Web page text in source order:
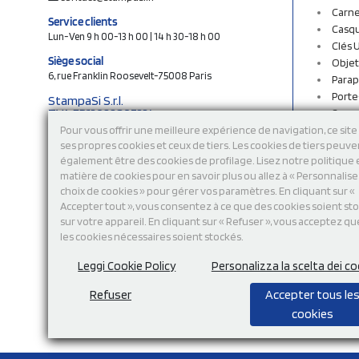
Pour vous offrir une meilleure expérience de navigation, ce
ses propres cookies et ceux de tiers. Les cookies de tiers
également être des cookies de profilage. Lisez notre politique
matière de cookies pour en savoir plus ou allez à «
choix de cookies » pour gérer vos paramètres. En cliquant sur «
Accepter tout », vous consentez à ce que des cookies soient
sur votre appareil. En cliquant sur « Refuser », vous acceptez
les cookies nécessaires soient stockés.
Leggi Cookie Policy Personalizza la scelta dei
Refuser
Accepter tous les
cookies
Service clients
Lun-Ven 9 h 00-13 h 00 | 14 h 30-18 h 00
Siège social
6, rue Franklin Roosevelt-75008 Paris
StampaSi S.r.l.
TVA FR13922807334
N° Rea MI-2110632
Capital social € 250.000 i.v.
Découvrez notre catalogue en ligne
Clés
Sac
Sac
Sacs
Sacs
Stylo
T-
Modalité depaiement